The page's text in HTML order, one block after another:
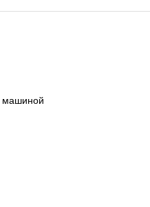
машиной